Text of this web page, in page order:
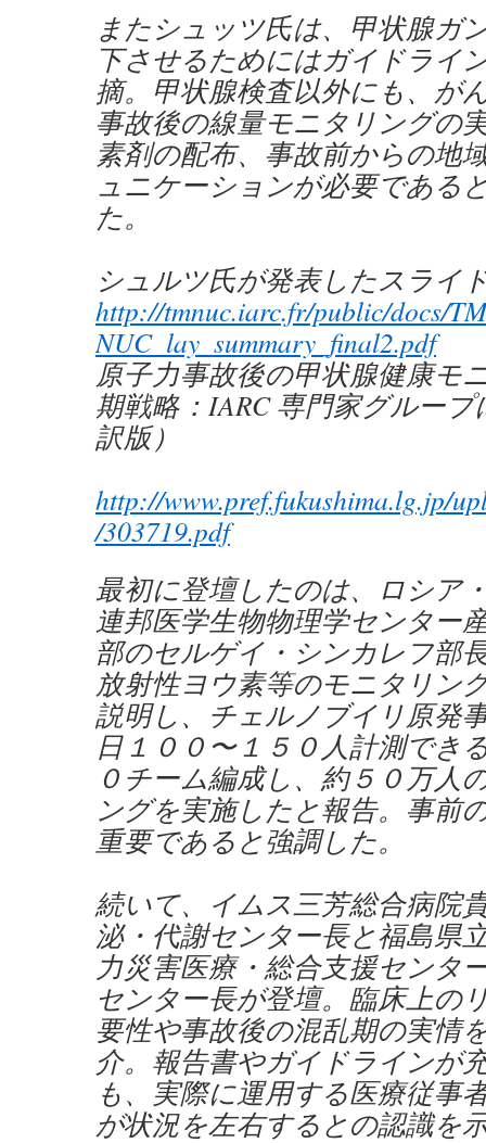
またシュッツ氏は、甲状腺ガ
下させるためにはガイドライ
摘。甲状腺検査以外にも、が
事故後の線量モニタリングの
素剤の配布、事故前からの地
ュニケーションが必要である
た。
シュルツ氏が発表したスライ
http://tmnuc.iarc.fr/public/docs/
NUC_lay_summary_final2.pdf
原子力事故後の甲状腺健康モ
期戦略：IARC 専門家グルー
訳版）
http://www.pref.fukushima.lg.jp/
/303719.pdf
最初に登壇したのは、ロシア
連邦医学生物物理学センター
部のセルゲイ・シンカレフ部
放射性ヨウ素等のモニタリン
説明し、チェルノブイリ原発
日１００〜１５０人計測でき
０チーム編成し、約５０万人
ングを実施したと報告。事前
重要であると強調した。
続いて、イムス三芳総合病院
泌・代謝センター長と福島県
力災害医療・総合支援センタ
センター長が登壇。臨床上の
要性や事故後の混乱期の実情
介。報告書やガイドラインが
も、実際に運用する医療従事
が状況を左右するとの認識を